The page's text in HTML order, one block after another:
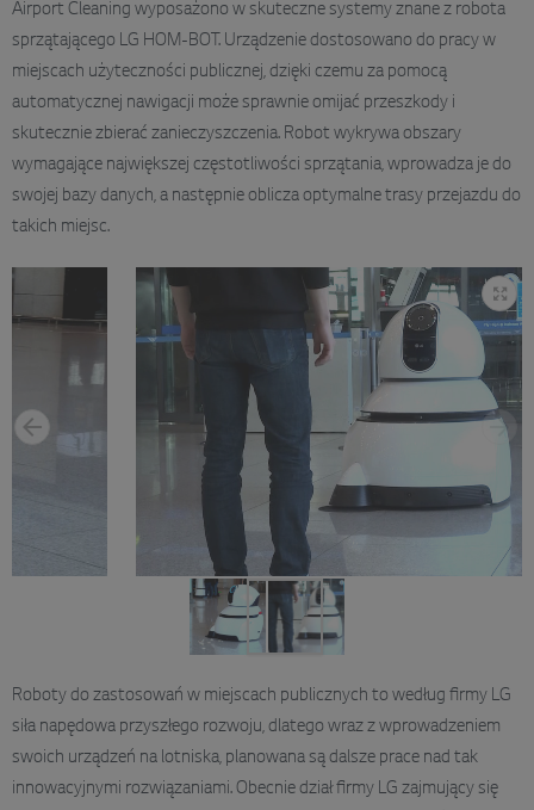
Airport Cleaning wyposażono w skuteczne systemy znane z robota
sprzątającego LG HOM-BOT. Urządzenie dostosowano do pracy w
miejscach użyteczności publicznej, dzięki czemu za pomocą
automatycznej nawigacji może sprawnie omijać przeszkody i
skutecznie zbierać zanieczyszczenia. Robot wykrywa obszary
wymagające największej częstotliwości sprzątania, wprowadza je do
swojej bazy danych, a następnie oblicza optymalne trasy przejazdu do
takich miejsc.
Roboty do zastosowań w miejscach publicznych to według firmy LG
siła napędowa przyszłego rozwoju, dlatego wraz z wprowadzeniem
swoich urządzeń na lotniska, planowana są dalsze prace nad tak
innowacyjnymi rozwiązaniami. Obecnie dział firmy LG zajmujący się